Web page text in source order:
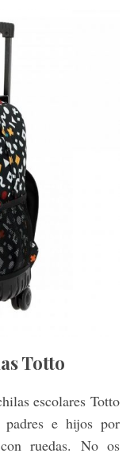
Totto
escolares Totto
e hijos por
ruedas. No os